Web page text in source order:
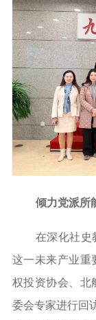
倾力党派所
在深化社史
这一未来产业重
权投资协会、北
委会专家进行回